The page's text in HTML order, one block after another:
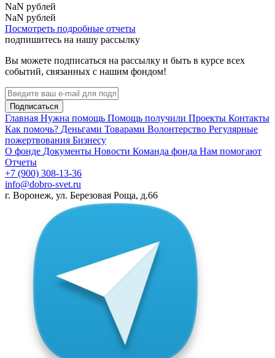
NaN рублей
NaN рублей
Посмотреть подробные отчеты
подпишитесь на нашу рассылку
Вы можете подписаться на рассылку и быть в курсе всех
событий, связанных с нашим фондом!
Подписаться
Главная Нужна помощь Помощь получили Проекты Контакты
Как помочь? Деньгами Товарами Волонтерство Регулярные
пожертвования Бизнесу
О фонде Документы Новости Команда фонда Нам помогают
Отчеты
+7 (900) 308-13-36
info@dobro-svet.ru
г. Воронеж, ул. Березовая Роща, д.66